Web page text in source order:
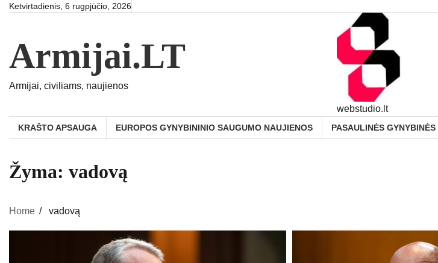
SkipKetvirtadienis, 6 rugpjūčio, 2026
Armijai.LT
Armijai, civiliams, naujienos
webstudio.lt
KRAŠTO APSAUGA EUROPOS GYNYBININIO SAUGUMO NAUJIENOS PASAULINĖS
Žyma: vadovą
Home vadovą